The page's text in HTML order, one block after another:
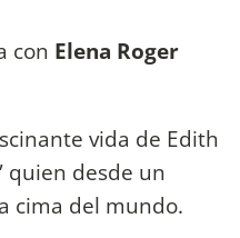
con Elena Roger
vida de Edith
quien desde un
cima del mundo.